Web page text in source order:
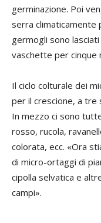
germinazione. Poi
serra climaticamente
germogli sono
vaschette per cinque
Il ciclo colturale dei
per il crescione, a tre
In mezzo ci sono
rosso, rucola,
colorata, ecc. «Ora
di micro-ortaggi di
cipolla selvatica e
campi».